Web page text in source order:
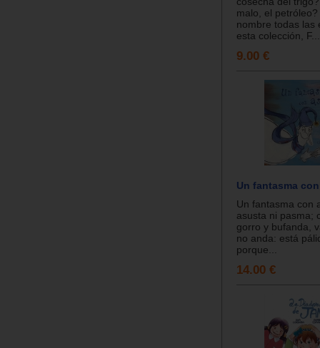
malo, el
nombre todas las
esta colección, F...
9.00 €
Un fantasma
Un fantasma con
asusta ni pasma;
gorro y bufanda,
no anda: está
porque...
14.00 €